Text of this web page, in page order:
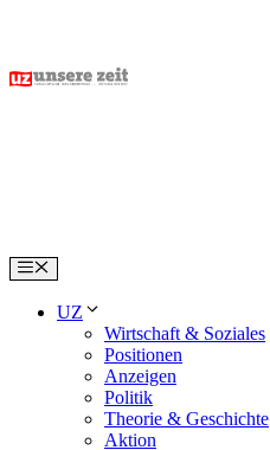
content
Menu
UZ
Wirtschaft & Soziales
Positionen
Anzeigen
Politik
Theorie & Geschichte
Aktion